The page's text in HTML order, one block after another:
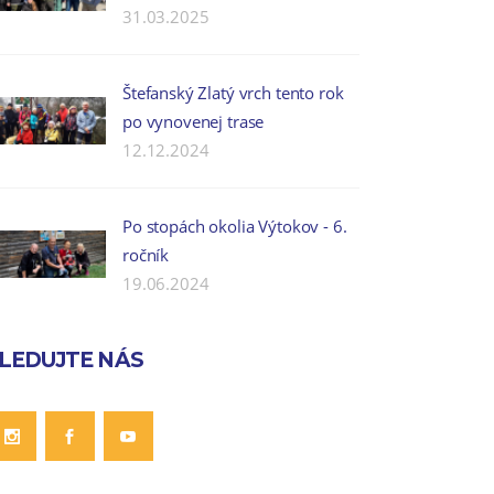
31.03.2025
Štefanský Zlatý vrch tento rok
po vynovenej trase
12.12.2024
Po stopách okolia Výtokov - 6.
ročník
19.06.2024
NÁS